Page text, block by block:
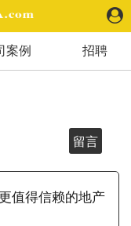
赖的地产媒体
案例 招聘
留言
值得信赖的地产